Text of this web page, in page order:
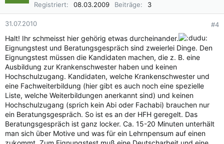
Registriert
08.03.2009 Beiträge 3
31.07.2010 #4
Halt! Ihr schmeisst hier gehörig etwas durcheinander.
Eignungstest und Beratungsgespräch sind zweierlei Dinge. Den
Eignungstest müssen die Kandidaten machen, die z. B. eine
Ausbildung zur Krankenschwester haben und keinen
Hochschulzugang. Kandidaten, welche Krankenschwester und
eine Fachweiterbildung (hier gibt es auch noch eine spezielle
Liste, welche Weiterbildungen anerkannt sind) und keinen
Hochschulzugang (sprich kein Abi oder Fachabi) brauchen nur
ein Beratungsgespräch. So ist es an der HFH geregelt. Das
Beratungsgespräch ist ganz locker. Ca. 15-20 Minuten unterhält
man sich über Motive und was für ein Lehrnpensum auf einen